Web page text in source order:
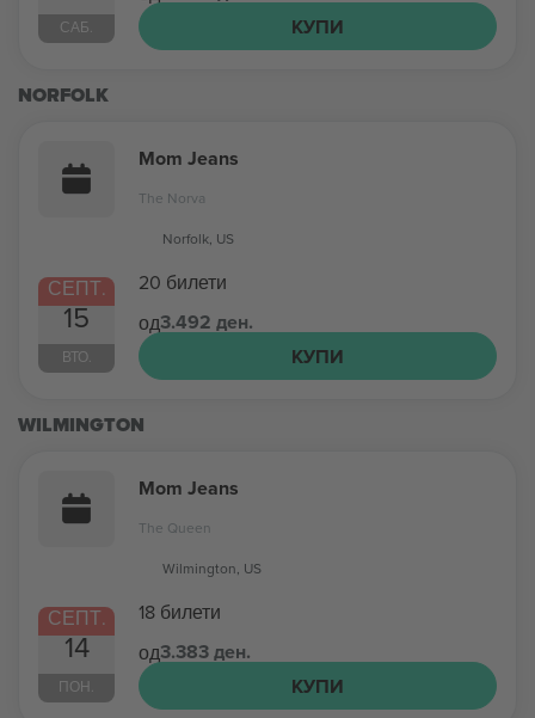
САБ.
КУПИ
NORFOLK
СЕПТ.
15
ВТО.
Mom Jeans
The Norva
Norfolk, US
20 билети
од3.492 ден.
КУПИ
WILMINGTON
СЕПТ.
14
ПОН.
Mom Jeans
The Queen
Wilmington, US
18 билети
од3.383 ден.
КУПИ